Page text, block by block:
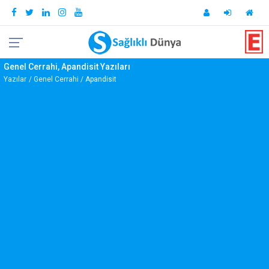
Genel Cerrahi, Apandisit Yazıları
Yazılar Genel Cerrahi Apandisit